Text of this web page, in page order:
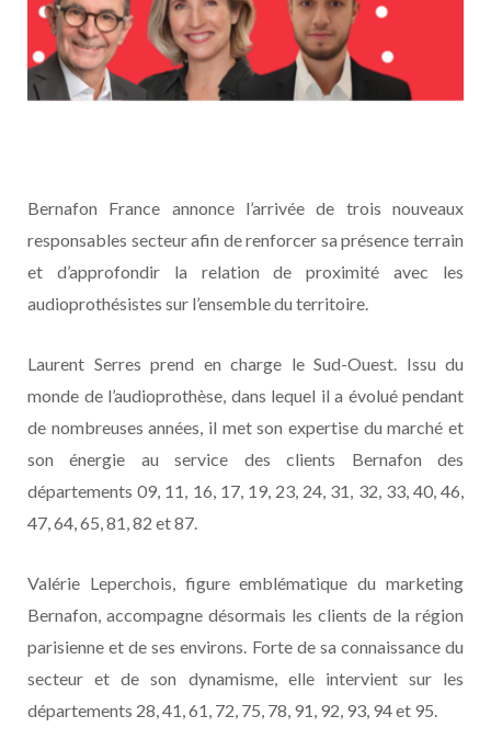
Bernafon France annonce l’arrivée de trois nouveaux
responsables secteur afin de renforcer sa présence terrain
et d’approfondir la relation de proximité avec les
audioprothésistes sur l’ensemble du territoire.
Laurent Serres prend en charge le Sud-Ouest. Issu du
monde de l’audioprothèse, dans lequel il a évolué pendant
de nombreuses années, il met son expertise du marché et
son énergie au service des clients Bernafon des
départements 09, 11, 16, 17, 19, 23, 24, 31, 32, 33, 40, 46,
47, 64, 65, 81, 82 et 87.
Valérie Leperchois, figure emblématique du marketing
Bernafon, accompagne désormais les clients de la région
parisienne et de ses environs. Forte de sa connaissance du
secteur et de son dynamisme, elle intervient sur les
départements 28, 41, 61, 72, 75, 78, 91, 92, 93, 94 et 95.